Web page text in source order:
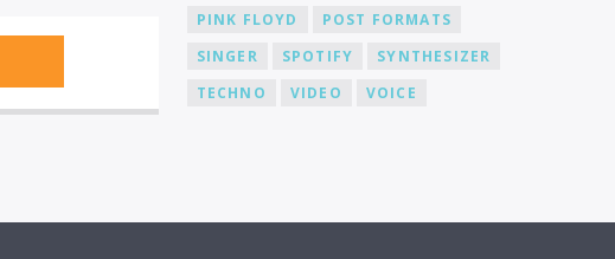
PINK FLOYD
POST FORMATS
SINGER
SPOTIFY
SYNTHESIZER
TECHNO
VIDEO VOICE